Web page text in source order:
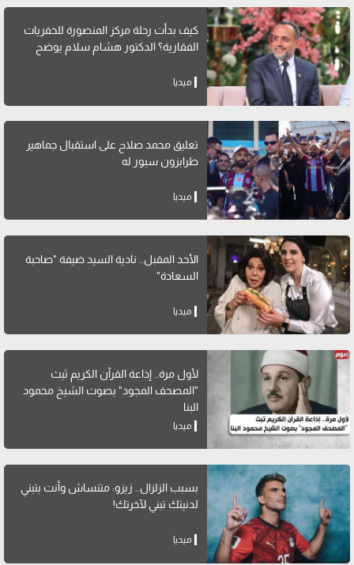
كيف بدأت رحلة مركز المنصورة للحفريات
الفقارية؟ الدكتور هشام سلام يوضح
ميديا
تعليق محمد صلاح على استقبال جماهير
طرابزون سبور له
ميديا
الأحد المقبل.. نادية السيد ضيفة "صاحبة
السعادة"
ميديا
لأول مرة.. إذاعة القرآن الكريم ثبث
"المصحف المجود" بصوت الشيخ محمود
البنا
ميديا
بسبب الزلزال.. زيزو: متنساش وأنت بتبني
لدنيتك تبني لآخرتك!
ميديا